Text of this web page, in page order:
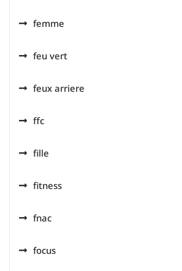
femme
feu vert
feux arriere
ffc
fille
fitness
fnac
focus